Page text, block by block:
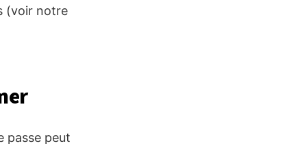
(voir notre
passe peut